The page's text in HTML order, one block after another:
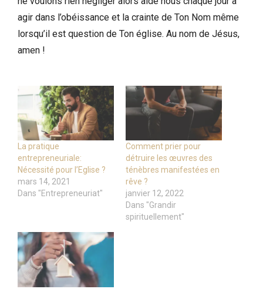
agir dans l’obéissance et la crainte de Ton Nom même
lorsqu’il est question de Ton église. Au nom de Jésus,
amen !
La pratique
entrepreneuriale:
Nécessité pour l’Eglise ?
mars 14, 2021
Dans "Entrepreneuriat"
Comment prier pour
détruire les œuvres des
ténèbres manifestées en
rêve ?
janvier 12, 2022
Dans "Grandir
spirituellement"